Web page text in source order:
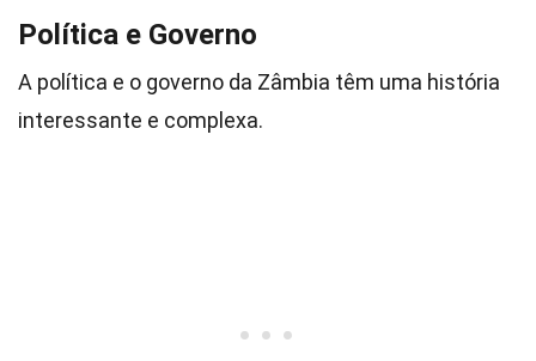
Política e Governo
A política e o governo da Zâmbia têm uma história
interessante e complexa.